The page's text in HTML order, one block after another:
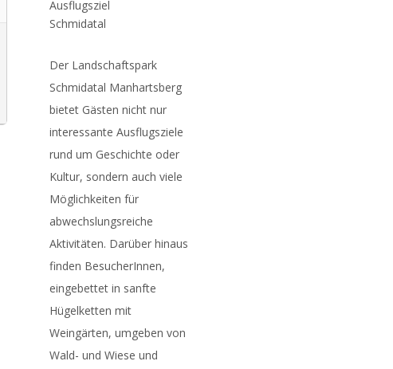
Der Landschaftspark
Schmidatal Manhartsberg
bietet Gästen nicht nur
interessante Ausflugsziele
rund um Geschichte oder
Kultur, sondern auch viele
Möglichkeiten für
abwechslungsreiche
Aktivitäten. Darüber hinaus
finden BesucherInnen,
eingebettet in sanfte
Hügelketten mit
Weingärten, umgeben von
Wald- und Wiese und